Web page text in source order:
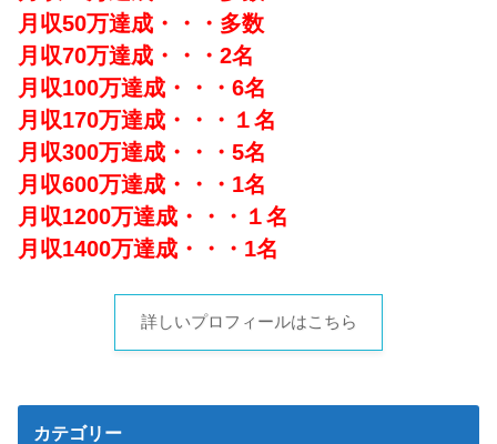
月収50万達成・・・多数
月収70万達成・・・2名
月収100万達成・・・6名
月収170万達成・・・１名
月収300万達成・・・5名
月収600万達成・・・1名
月収1200万達成・・・１名
月収1400万達成・・・1名
詳しいプロフィールはこちら
カテゴリー